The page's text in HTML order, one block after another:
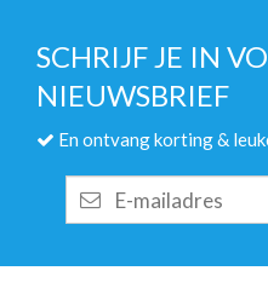
SCHRIJF JE IN
NIEUWSBRIEF
En ontvang korting &
mailadres